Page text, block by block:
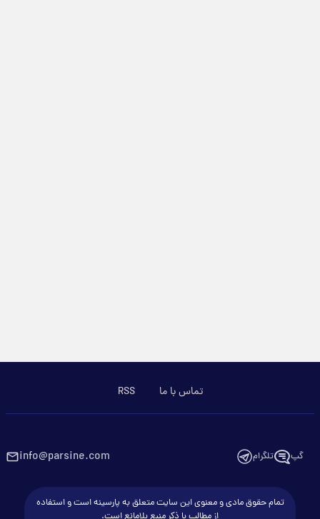
تماس با ما RSS
گپ تلگرام info@parsine.com
تمام حقوق مادی و معنوی این سایت متعلق به پارسینه است و استفاده